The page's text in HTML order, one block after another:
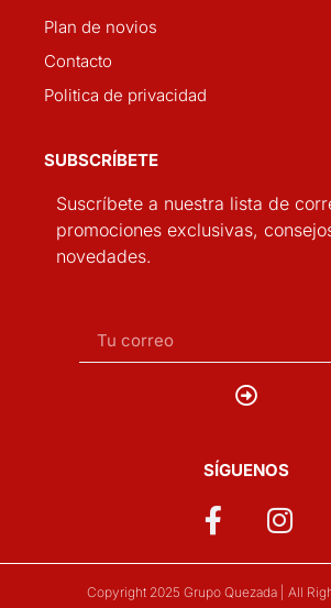
Plan de novios
Contacto
Politica de privacidad
SUBSCRÍBETE
Suscríbete a nuestra lista de
promociones exclusivas,
novedades.
SÍGUENOS
Copyright 2025 Grupo Quezada | All